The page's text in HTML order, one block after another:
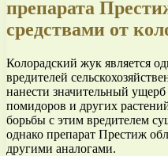
препарата
средствами от
Колорадский жук является
вредителей
нанести значительный
помидоров и других
борьбы с этим вредителем
однако препарат Престиж
другими аналогами.